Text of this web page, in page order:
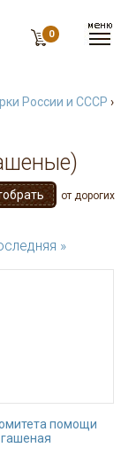
0
России и СССР ›
от дорогих
»
помощи